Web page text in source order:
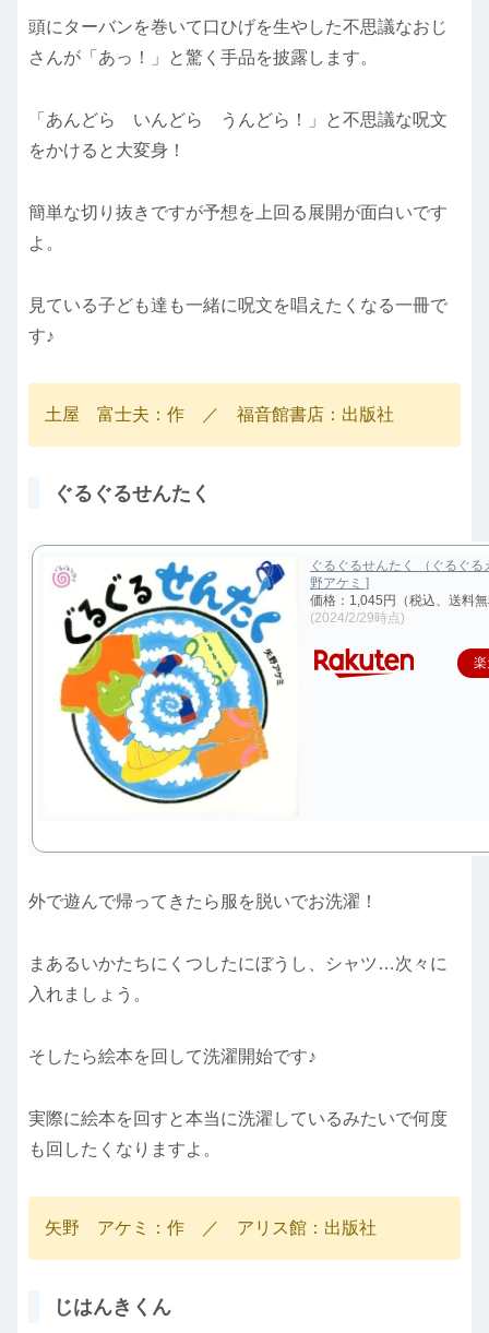
頭にターバンを巻いて口ひげを生やした不思議なおじ
さんが「あっ！」と驚く手品を披露します。
「あんどら いんどら うんどら！」と不思議な呪文
をかけると大変身！
簡単な切り抜きですが予想を上回る展開が面白いです
よ。
見ている子ども達も一緒に呪文を唱えたくなる一冊で
す♪
土屋 富士夫：作 ／ 福音館書店：出版社
ぐるぐるせんたく
ぐるぐるせんたく （ぐるぐる
野アケミ ]
価格：1,045円（税込、送料
(2024/2/29時点)
外で遊んで帰ってきたら服を脱いでお洗濯！
まあるいかたちにくつしたにぼうし、シャツ…次々に
入れましょう。
そしたら絵本を回して洗濯開始です♪
実際に絵本を回すと本当に洗濯しているみたいで何度
も回したくなりますよ。
矢野 アケミ：作 ／ アリス館：出版社
じはんきくん